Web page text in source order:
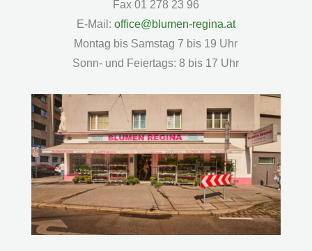
Fax 01 278 23 96
E-Mail: office@blumen-regina.at
Montag bis Samstag 7 bis 19 Uhr
Sonn- und Feiertags: 8 bis 17 Uhr